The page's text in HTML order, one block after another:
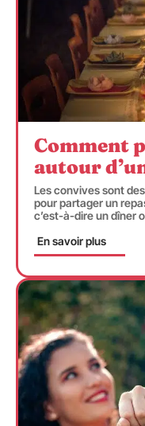
Comment
autour
Les convives sont
pour partager un
c’est-à-dire un dîner
En savoir plus